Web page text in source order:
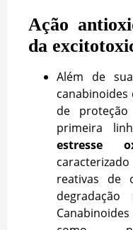
Ação
da
Além de
canabinoides
de
primeira
estresse
reativas de